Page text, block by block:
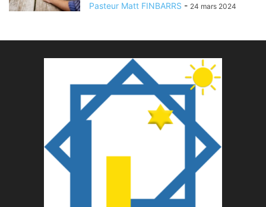
Pasteur Matt FINBARRS - 24 mars 2024